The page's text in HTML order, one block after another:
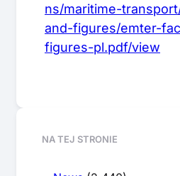
ns/maritime-
and-figures/emter-
figures-pl.pdf/view
NA TEJ STRONIE